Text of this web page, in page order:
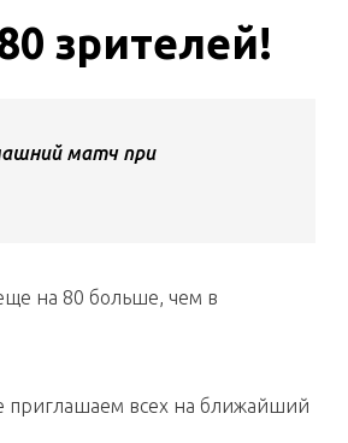
зрителей!
матч при
на 80 больше, чем в
приглашаем всех на ближайший